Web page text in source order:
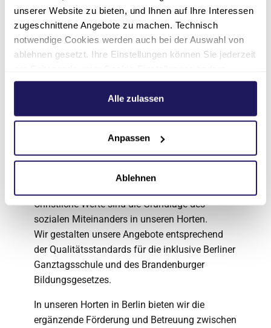
unserer Website zu bieten, und Ihnen auf Ihre Interessen
zugeschnittene Angebote zu machen. Technisch
notwendige Cookies werden auch bei der Auswahl von
ablehnen gesetzt. Ihre Einstellungen können Sie jederzeit
Weitere Informationen hierzu finden Sie in unserer
.Alle zulassen
Anpassen
Ablehnen
Themengebiete kennenlernen. So unterstützen
wir die Eltern und fördern die Kinder u.a. dabei,
sich selbst entsprechend ihrer Stärken und
Kompetenzen weiterzuentwickeln.
Unsere Angebote orientieren sich an den
individuellen Bedürfnissen der Kinder. Auch
Partizipation und Demokratieförderung werden
für uns, dass alle Kinder mit und durch unsere
Angebote in die Lage versetzt werden, heute
und zukünftig selbstständig, sozial und
Christliche Werte sind die Grundlage des
sozialen Miteinanders in unseren Horten.
Wir gestalten unsere Angebote entsprechend
der Qualitätsstandards für die inklusive Berliner
Ganztagsschule und des Brandenburger
Bildungsgesetzes.
In unseren Horten in Berlin bieten wir die
ergänzende Förderung und Betreuung zwischen